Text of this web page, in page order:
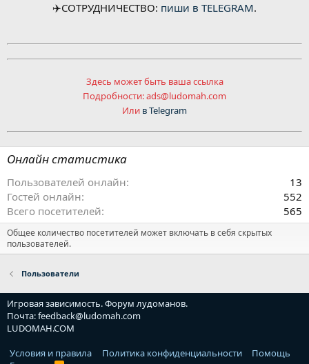
✈️СОТРУДНИЧЕСТВО: пиши в TELEGRAM.
Здесь может быть ваша ссылка
Подробности: ads@ludomah.com
Или в Telegram
Онлайн статистика
Пользователей онлайн
13
Гостей онлайн
552
Всего посетителей
565
Общее количество посетителей может включать в себя скрытых
пользователей.
Пользователи
Игровая зависимость. Форум лудоманов.
Почта: feedback@ludomah.com
LUDOMAH.COM
Условия и правила
Политика конфиденциальности
Помощь